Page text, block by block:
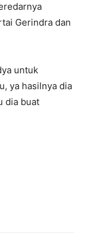
Gerindra dan
untuk
ya hasilnya dia
dia buat